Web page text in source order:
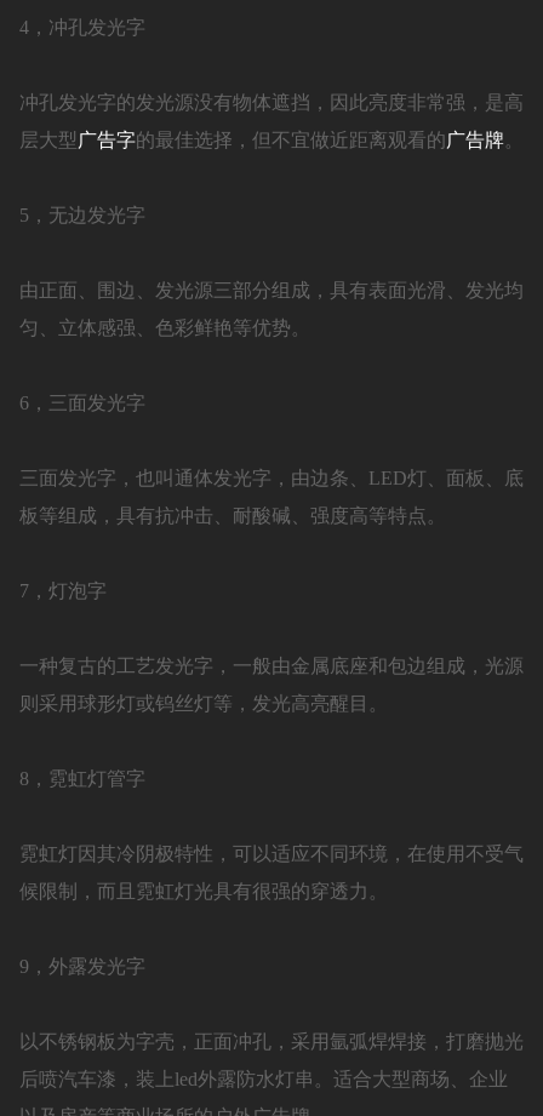
4，冲孔发光字
冲孔发光字的发光源没有物体遮挡，因此亮度非常强，是高
层大型 广告字的最佳选择，但不宜做近距离观看的广告牌。
5，无边发光字
由正面、围边、发光源三部分组成，具有表面光滑、发光均
匀、立体感强、色彩鲜艳等优势。
6，三面发光字
三面发光字，也叫通体发光字，由边条、LED灯、面板、底
板等组成，具有抗冲击、耐酸碱、强度高等特点。
7，灯泡字
一种复古的工艺发光字，一般由金属底座和包边组成，光源
则采用球形灯或钨丝灯等，发光高亮醒目。
8，霓虹灯管字
霓虹灯因其冷阴极特性，可以适应不同环境，在使用不受气
候限制，而且霓虹灯光具有很强的穿透力。
9，外露发光字
以不锈钢板为字壳，正面冲孔，采用氩弧焊焊接，打磨抛光
后喷汽车漆，装上led外露防水灯串。适合大型商场、企业